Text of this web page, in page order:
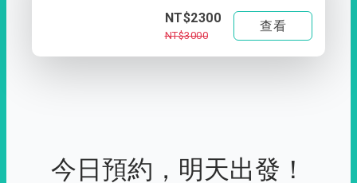
NT$2300
NT$3000
查看
今日預約，明天出發！